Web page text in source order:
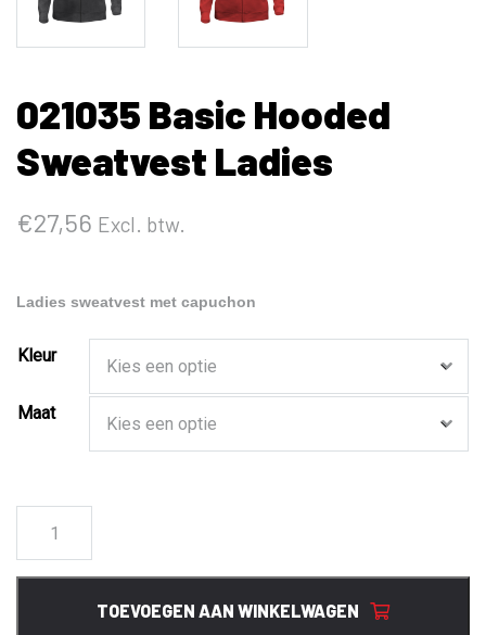
021035 Basic Hooded
Sweatvest Ladies
€27,56 Excl. btw.
Ladies sweatvest met capuchon
Kleur
Maat
Basic
Hooded
TOEVOEGEN AAN WINKELWAGEN